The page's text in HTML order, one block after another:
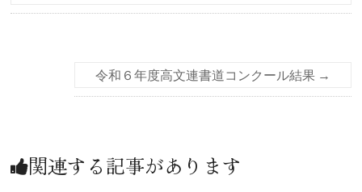
令和６年度高文連書道コンクール結果 →
関連する記事があります